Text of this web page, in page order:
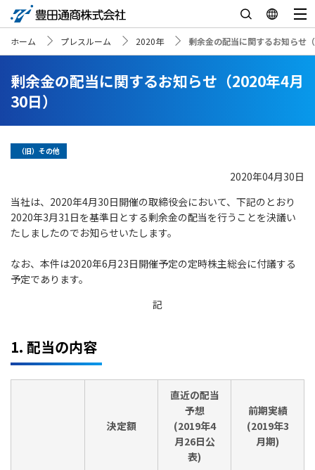
ホーム プレスルーム 2020年 剰余金の配当に関するお知らせ
剰余金の配当に関するお知らせ（2020年4月
30日）
（旧）その他
2020年04月30日
当社は、2020年4月30日開催の取締役会において、下記のとおり
2020年3月31日を基準日とする剰余金の配当を行うことを決議い
たしましたのでお知らせいたします。
なお、本件は2020年6月23日開催予定の定時株主総会に付議する
予定であります。
記
1. 配当の内容
決定額
直近の配当
予想
(2019年4
月26日公
表)
前期実績
(2019年3
月期)